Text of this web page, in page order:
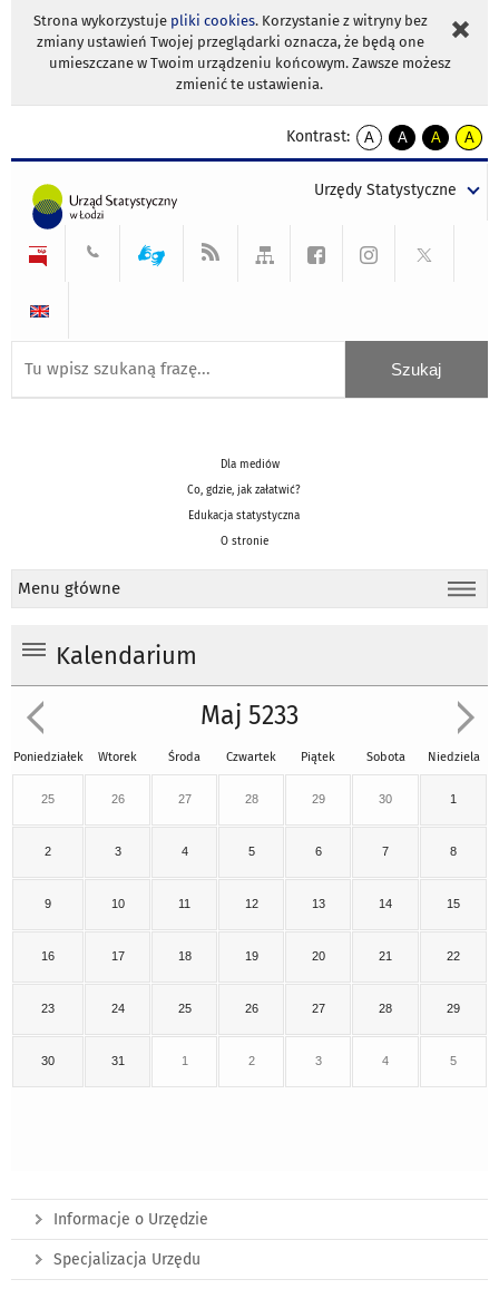
Strona wykorzystuje pliki cookies. Korzystanie z witryny bez
zmiany ustawień Twojej przeglądarki oznacza, że będą one
umieszczane w Twoim urządzeniu końcowym. Zawsze możesz
zmienić te ustawienia.
Kontrast:
A
kontrast
A
kontrast
tekst
czarnym
A
kontrast
tekst
czarnym
A
tekst
żółtym
Urzędy Statystyczne
Dla mediów
Co, gdzie, jak załatwić?
Edukacja statystyczna
O stronie
Menu główne
Kalendarium
Maj 5233
Poniedziałek Wtorek Środa Czwartek Piątek Sobota Niedziela
25 26 27 28 29 30 1
2 3 4 5 6 7 8
9 10 11 12 13 14 15
16 17 18 19 20 21 22
23 24 25 26 27 28 29
30 31 1 2 3 4 5
Informacje o Urzędzie
Specjalizacja Urzędu